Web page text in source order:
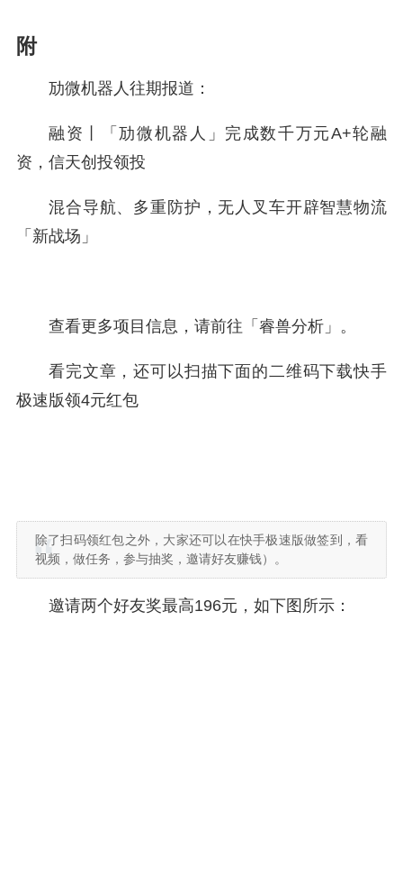
附
劢微机器人往期报道：
融资丨「劢微机器人」完成数千万元A+轮融
资，信天创投领投
混合导航、多重防护，无人叉车开辟智慧物流
「新战场」
查看更多项目信息，请前往「睿兽分析」。
看完文章，还可以扫描下面的二维码下载快手
极速版领4元红包
除了扫码领红包之外，大家还可以在快手极速版做签到，看
视频，做任务，参与抽奖，邀请好友赚钱）。
邀请两个好友奖最高196元，如下图所示：